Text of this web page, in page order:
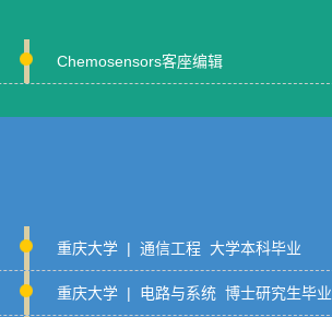
Chemosensors客座编辑
重庆大学 | 通信工程 大学本科毕业
重庆大学 | 电路与系统 博士研究生毕业